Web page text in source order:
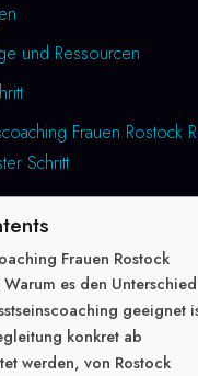
und Ressourcen
Frauen Rostock
Schritt
Frauen Rostock
Warum es den
geeignet
konkret ab
werden, von Rostock